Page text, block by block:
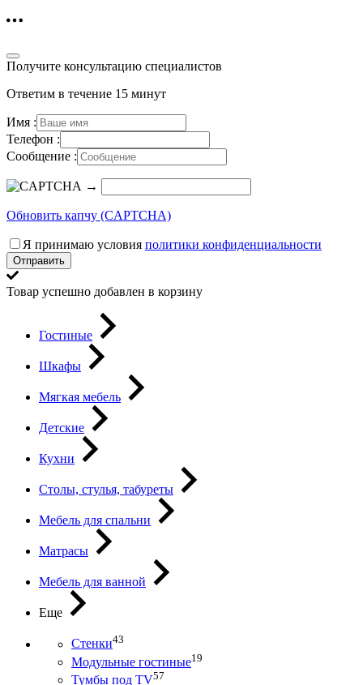
Получите консультацию специалистов
Ответим в течение 15 минут
Имя :
Телефон :
Сообщение :
→
Обновить капчу (CAPTCHA)
Я принимаю условия политики конфиденциальности
Отправить
Товар успешно добавлен в корзину
Гостиные
Шкафы
Мягкая мебель
Детские
Кухни
Столы, стулья, табуреты
Мебель для спальни
Матрасы
Мебель для ванной
Еще
Стенки43
Модульные гостиные19
Тумбы под ТV57